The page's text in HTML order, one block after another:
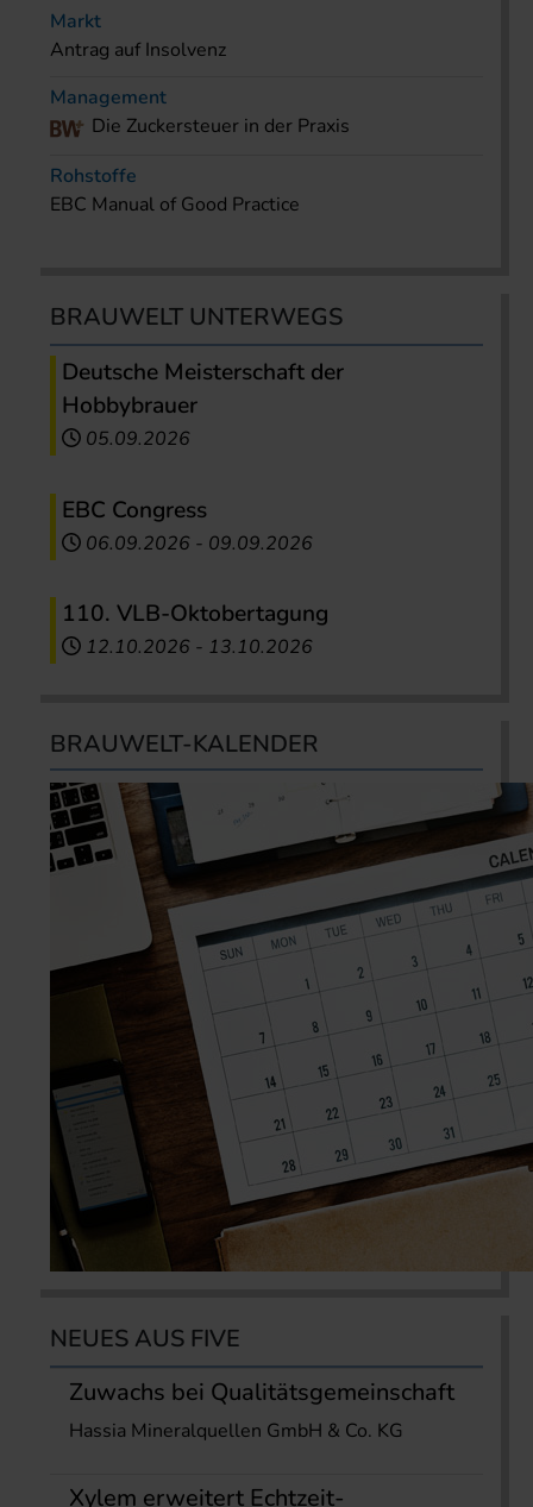
Markt
Antrag auf Insolvenz
Management
Die Zuckersteuer in der Praxis
Rohstoffe
EBC Manual of Good Practice
BRAUWELT UNTERWEGS
Deutsche Meisterschaft der
Hobbybrauer
05.09.2026
EBC Congress
06.09.2026 - 09.09.2026
110. VLB-Oktobertagung
12.10.2026 - 13.10.2026
BRAUWELT-KALENDER
NEUES AUS FIVE
Zuwachs bei Qualitätsgemeinschaft
Hassia Mineralquellen GmbH & Co. KG
Xylem erweitert Echtzeit-